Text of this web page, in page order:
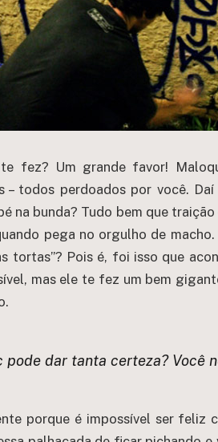
fez? Um grande favor!
todos perdoados por você.
na bunda? Tudo bem que
pega no orgulho de
tortas”? Pois é, foi isso que
mas ele te fez um bem
pode dar tanta certeza? Você
porque é impossível ser feliz